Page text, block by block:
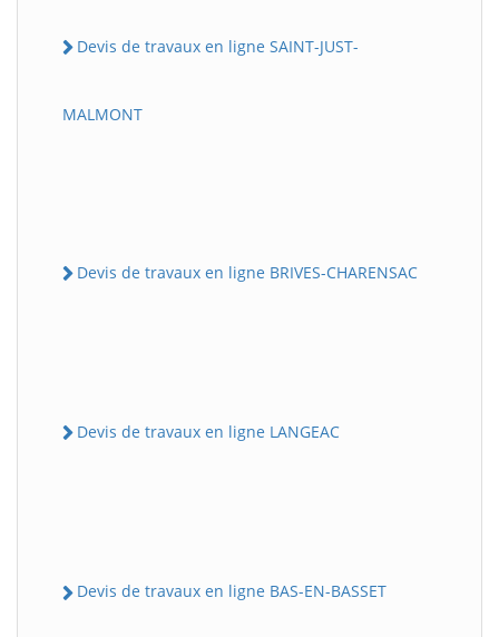
Devis de travaux en ligne SAINT-JUST-
MALMONT
Devis de travaux en ligne BRIVES-CHARENSAC
Devis de travaux en ligne LANGEAC
Devis de travaux en ligne BAS-EN-BASSET